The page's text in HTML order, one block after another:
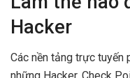
Hacker
Các nền tảng trực tuyến